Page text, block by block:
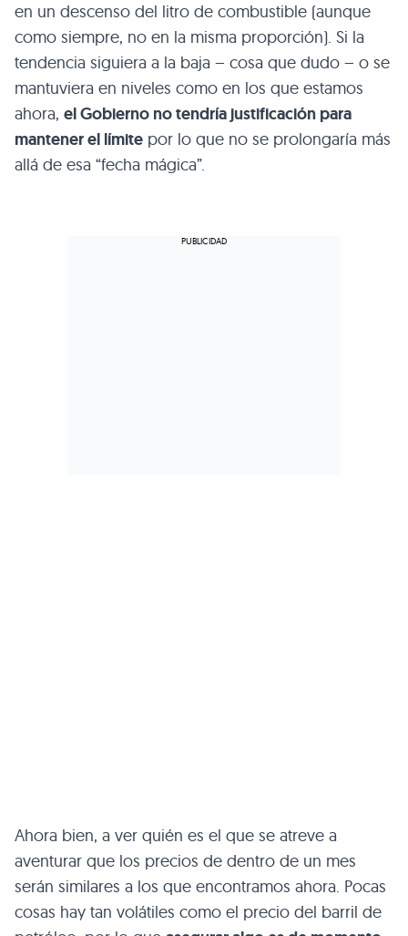
en un descenso del litro de combustible (aunque
como siempre, no en la misma proporción). Si la
tendencia siguiera a la baja – cosa que dudo – o se
mantuviera en niveles como en los que estamos
ahora, el Gobierno no tendría justificación para
mantener el límite por lo que no se prolongaría más
allá de esa “fecha mágica”.
Ahora bien, a ver quién es el que se atreve a
aventurar que los precios de dentro de un mes
serán similares a los que encontramos ahora. Pocas
cosas hay tan volátiles como el precio del barril de